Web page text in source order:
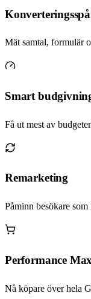
Mät samtal, formulär
Smart
Få ut mest av
Remarketing
Påminn besökare
Performance
Nå köpare över hela